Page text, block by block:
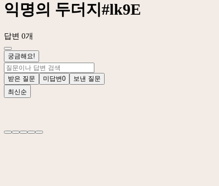
익명의 두더지#lk9E
답변 0개
궁금해요!
받은 질문 미답변0
보낸 질문
최신순